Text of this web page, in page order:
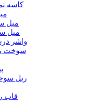
کاسه
میل
میل
واشر
سوخت
ریل
قاب